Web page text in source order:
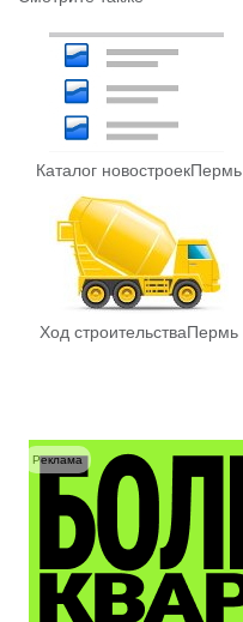
Каталог новостроекПермь
Ход строительстваПермь
Реклама